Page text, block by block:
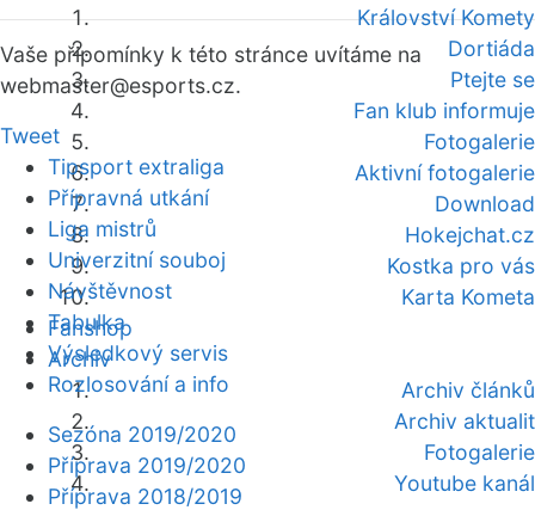
Království Komety
Dortiáda
Ptejte se
Fan klub informuje
Fotogalerie
Aktivní fotogalerie
Download
Hokejchat.cz
Kostka pro vás
Karta Kometa
Fanshop
Archiv
Archiv článků
Archiv aktualit
Fotogalerie
Youtube kanál
Vaše připomínky k této stránce uvítáme na
webmaster@esports.cz.
Tweet
Tipsport extraliga
Přípravná utkání
Liga mistrů
Univerzitní souboj
Návštěvnost
Tabulka
Výsledkový servis
Rozlosování a info
Sezóna 2019/2020
Příprava 2019/2020
Příprava 2018/2019